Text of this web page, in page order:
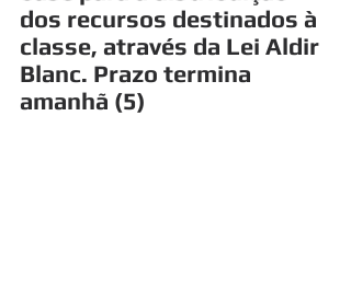
dos recursos destinados à
classe, através da Lei Aldir
Blanc. Prazo termina
amanhã (5)